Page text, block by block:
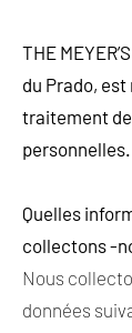
THE
du Prado,
traitement
personnelles.
Quelles
collectons -
Nous
données